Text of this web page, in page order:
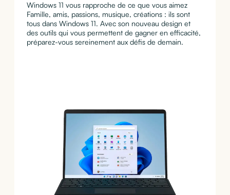
Windows 11 vous rapproche de ce que vous aimez
Famille, amis, passions, musique, créations : ils sont
tous dans Windows 11. Avec son nouveau design et
des outils qui vous permettent de gagner en efficacité,
préparez-vous sereinement aux défis de demain.